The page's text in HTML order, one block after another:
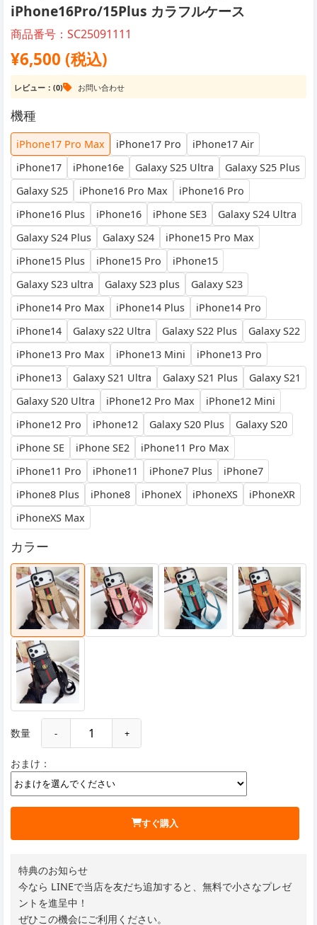
iPhone16Pro/15Plus カラフルケース
商品番号：SC25091111
¥6,500 (税込)
レビュー：(0) お問い合わせ
機種
iPhone17 Pro Max iPhone17 Pro
iPhone17 Air
iPhone17
iPhone16e Galaxy S25 Ultra
Galaxy S25 Plus
Galaxy S25
iPhone16 Pro Max
iPhone16 Pro
iPhone16 Plus
iPhone16 iPhone SE3
Galaxy S24 Ultra
Galaxy S24 Plus
Galaxy S24
iPhone15 Pro Max
iPhone15 Plus
iPhone15 Pro
iPhone15
Galaxy S23 ultra
Galaxy S23 plus
Galaxy S23
iPhone14 Pro Max
iPhone14 Plus
iPhone14 Pro
iPhone14
Galaxy s22 Ultra Galaxy S22 Plus
Galaxy S22
iPhone13 Pro Max
iPhone13 Mini
iPhone13 Pro
iPhone13
Galaxy S21 Ultra Galaxy S21 Plus
Galaxy S21
Galaxy S20 Ultra
iPhone12 Pro Max
iPhone12 Mini
iPhone12 Pro
iPhone12 Galaxy S20 Plus
Galaxy S20
iPhone SE
iPhone SE2
iPhone11 Pro Max
iPhone11 Pro
iPhone11 iPhone7 Plus
iPhone7
iPhone8 Plus
iPhone8 iPhoneX iPhoneXS
iPhoneXR
iPhoneXS Max
カラー
数量 - +
おまけ：
すぐ購入
特典のお知らせ
今なら LINEで当店を友だち追加すると、無料で小さなプレゼ
ントを進呈中！
ぜひこの機会にご利用ください。